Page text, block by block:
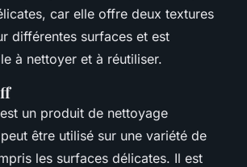
car elle offre deux textures
différentes surfaces et est
à nettoyer et à réutiliser.
un produit de nettoyage
être utilisé sur une variété de
les surfaces délicates. Il est